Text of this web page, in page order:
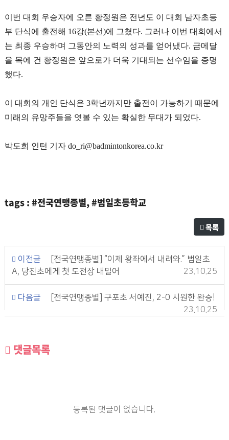
이번 대회 우승자에 오른 황정원은 전년도 이 대회 남자초등
부 단식에 출전해 16강(본선)에 그쳤다. 그러나 이번 대회에서
는 최종 우승하며 그동안의 노력의 성과를 얻어냈다. 금메달
을 목에 건 황정원은 앞으로가 더욱 기대되는 선수임을 증명
했다.
이 대회의 개인 단식은 3학년까지만 출전이 가능하기 때문에
미래의 유망주들을 엿볼 수 있는 확실한 무대가 되었다.
박도희 인턴 기자 do_ri@badmintonkorea.co.kr
tags : #전국연맹종별, #범일초등학교
목록
이전글
[전국연맹종별] “이제 왕좌에서 내려와.” 범일초
A, 당진초에게 첫 도전장 내밀어
23.10.25
다음글
[전국연맹종별] 구포초 서예진, 2-0 시원한 완승!
23.10.25
댓글목록
등록된 댓글이 없습니다.